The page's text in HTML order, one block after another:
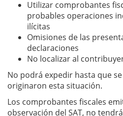
Utilizar comprobantes
probables operaciones
ilícitas
Omisiones de las
declaraciones
No localizar al
No podrá expedir hasta que
originaron esta situación.
Los comprobantes fiscales
observación del SAT, no